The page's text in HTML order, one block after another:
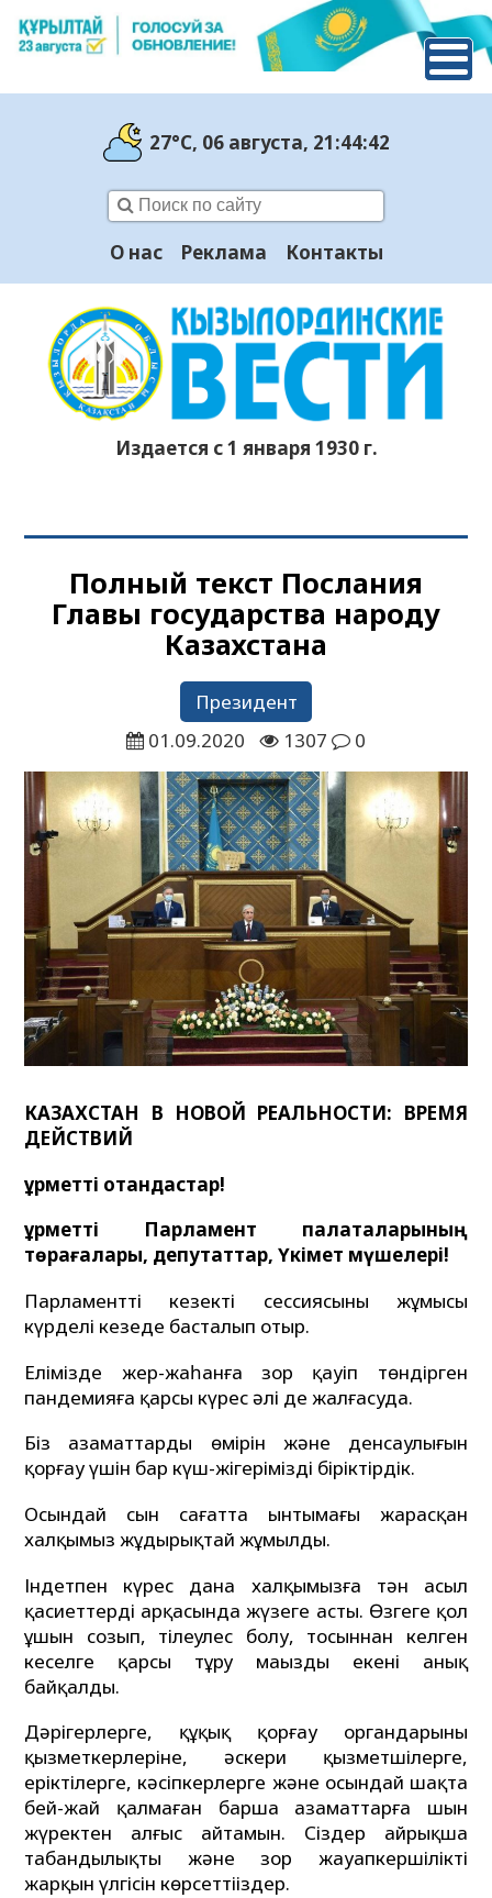
27°C, 06 августа, 21:44:43
О нас Реклама Контакты
Издается с 1 января 1930 г.
Полный текст Послания
Главы государства народу
Казахстана
Президент
01.09.2020
1307 0
КАЗАХСТАН В НОВОЙ РЕАЛЬНОСТИ: ВРЕМЯ
ДЕЙСТВИЙ
Құрметті отандастар!
Құрметті Парламент палаталарының
төрағалары, депутаттар, Үкімет мүшелері!
Парламенттің кезекті сессиясының жұмысы
күрделі кезеңде басталып отыр.
Елімізде жер-жаһанға зор қауіп төндірген
пандемияға қарсы күрес әлі де жалғасуда.
Біз азаматтардың өмірін және денсаулығын
қорғау үшін бар күш-жігерімізді біріктірдік.
Осындай сын сағатта ынтымағы жарасқан
халқымыз жұдырықтай жұмылды.
Індетпен күрес дана халқымызға тән асыл
қасиеттердің арқасында жүзеге асты. Өзгеге қол
ұшын созып, тілеулес болу, тосыннан келген
кеселге қарсы тұру маңызды екені анық
байқалды.
Дәрігерлерге, құқық қорғау органдарының
қызметкерлеріне, әскери қызметшілерге,
еріктілерге, кәсіпкерлерге және осындай шақта
бей-жай қалмаған барша азаматтарға шын
жүректен алғыс айтамын. Сіздер айрықша
табандылықтың және зор жауапкершіліктің
жарқын үлгісін көрсеттіңіздер.